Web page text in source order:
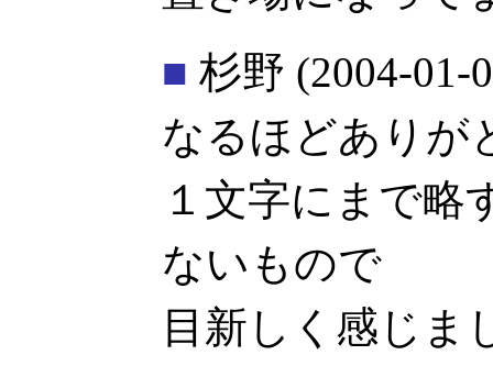
■ 杉野 (2004-01-
なるほどありが
１文字にまで略
ないもので
目新しく感じま